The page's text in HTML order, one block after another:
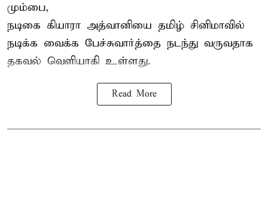
மும்பை,
நடிகை கியாரா அத்வானியை தமிழ் சினிமாவில்
நடிக்க வைக்க பேச்சுவார்த்தை நடந்து வருவதாக
தகவல் வெளியாகி உள்ளது.
Read More